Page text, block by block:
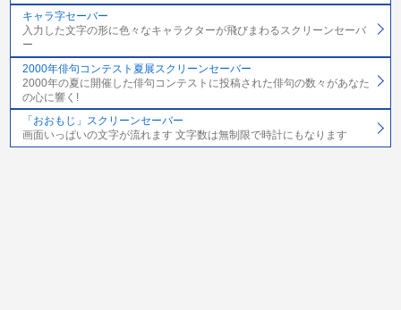
キャラ字セーバー
入力した文字の形に色々なキャラクターが飛びまわるスクリーンセーバ
ー
2000年俳句コンテスト夏展スクリーンセーバー
2000年の夏に開催した俳句コンテストに投稿された俳句の数々があなた
の心に響く!
「おおもじ」スクリーンセーバー
画面いっぱいの文字が流れます 文字数は無制限で時計にもなります